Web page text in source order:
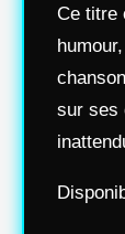
Ce titre
sur ses